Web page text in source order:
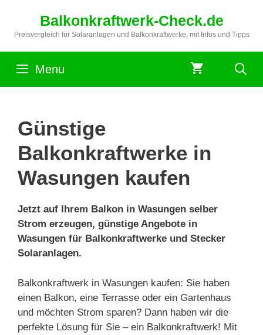
springen
Balkonkraftwerk-Check.de
Preisvergleich für Solaranlagen und Balkonkraftwerke, mit Infos und Tipps
Menu
Günstige
Balkonkraftwerke in
Wasungen kaufen
Jetzt auf Ihrem Balkon in Wasungen selber
Strom erzeugen, günstige Angebote in
Wasungen für Balkonkraftwerke und Stecker
Solaranlagen.
Balkonkraftwerk in Wasungen kaufen: Sie haben
einen Balkon, eine Terrasse oder ein Gartenhaus
und möchten Strom sparen? Dann haben wir die
perfekte Lösung für Sie – ein Balkonkraftwerk! Mit